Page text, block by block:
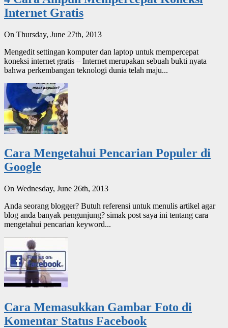
Internet Gratis
On Thursday, June 27th, 2013
Mengedit settingan komputer dan laptop untuk mempercepat
koneksi internet gratis – Internet merupakan sebuah bukti nyata
bahwa perkembangan teknologi dunia telah maju...
Cara Mengetahui Pencarian Populer di
Google
On Wednesday, June 26th, 2013
Anda seorang blogger? Butuh referensi untuk menulis artikel agar
blog anda banyak pengunjung? simak post saya ini tentang cara
mengetahui pencarian keyword...
Cara Memasukkan Gambar Foto di
Komentar Status Facebook